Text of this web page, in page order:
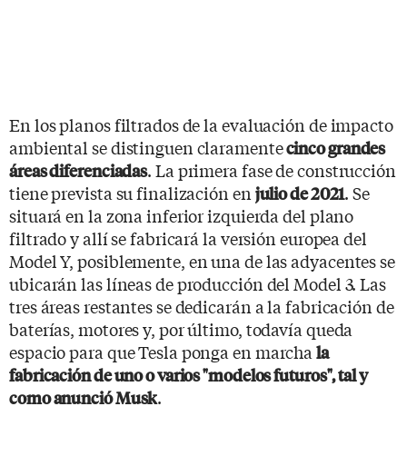
En los planos filtrados de la evaluación de impacto
ambiental se distinguen claramentecinco grandes
áreas diferenciadas. La primera fase de construcción
tiene prevista su finalización en julio de 2021. Se
situará en la zona inferior izquierda del plano
filtrado y allí se fabricará la versión europea del
Model Y, posiblemente, en una de las adyacentes se
ubicarán las líneas de producción del Model 3. Las
tres áreas restantes se dedicarán a la fabricación de
baterías, motores y, por último, todavía queda
espacio para que Tesla ponga en marchala
fabricación de uno o varios "modelos futuros", tal y
como anunció Musk.